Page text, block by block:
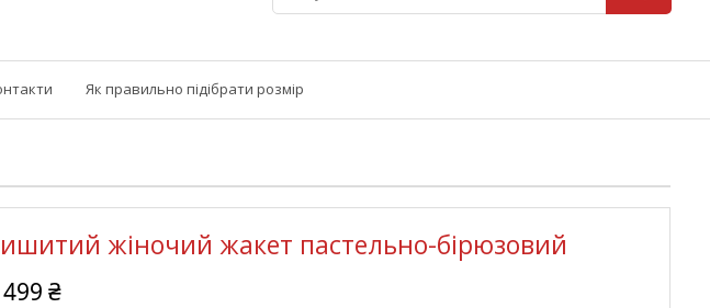
Як правильно підібрати розмір
жіночий жакет пастельно-бірюзовий
₴